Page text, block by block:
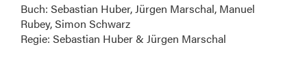
Buch: Sebastian Huber, Jürgen Marschal, Manuel
Rubey, Simon Schwarz
Regie: Sebastian Huber & Jürgen Marschal